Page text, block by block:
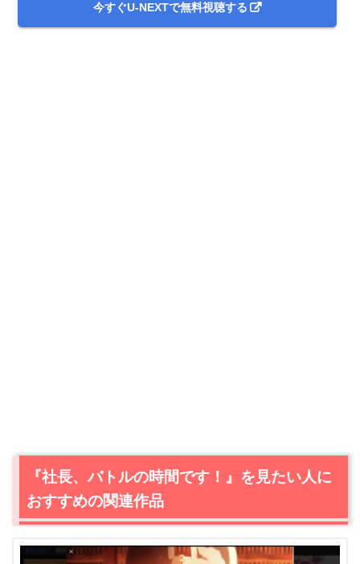
今すぐU-NEXTで無料視聴する
『社長、バトルの時間です！』を見たい人に
おすすめの関連作品